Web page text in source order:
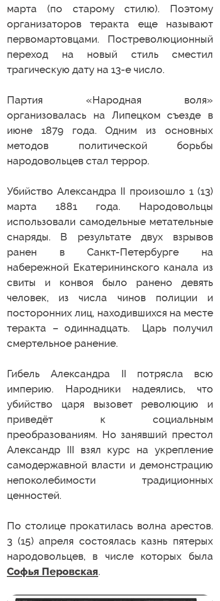
марта (по старому стилю). Поэтому
организаторов теракта еще называют
первомартовцами. Постреволюционный
переход на новый стиль сместил
трагическую дату на 13-е число.
Партия «Народная воля»
организовалась на Липецком съезде в
июне 1879 года. Одним из основных
методов политической борьбы
народовольцев стал террор.
Убийство Александра II произошло 1 (13)
марта 1881 года. Народовольцы
использовали самодельные метательные
снаряды. В результате двух взрывов
ранен в Санкт-Петербурге на
набережной Екатерининского канала из
свиты и конвоя было ранено девять
человек, из числа чинов полиции и
посторонних лиц, находившихся на месте
теракта – одиннадцать. Царь получил
смертельное ранение.
Гибель Александра II потрясла всю
империю. Народники надеялись, что
убийство царя вызовет революцию и
приведёт к социальным
преобразованиям. Но занявший престол
Александр III взял курс на укрепление
самодержавной власти и демонстрацию
непоколебимости традиционных
ценностей.
По столице прокатилась волна арестов.
3 (15) апреля состоялась казнь пятерых
народовольцев, в числе которых была
Софья Перовская.